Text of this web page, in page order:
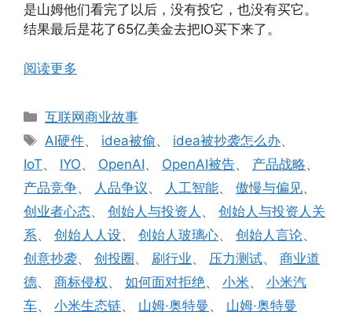
是山姆他们看完了以后，没有投它，也没有买它。
结果最后是花了65亿美金去把IO买下来了。
阅读更多
分
类
互联网商业故事
标
AI硬件、 idea被偷、 idea被抄袭怎么办、
IoT、 IYO、 OpenAI、 OpenAI被告、 产品战略、
产品竞争、 人品争议 、 人工智能、 傲慢与偏见、
创业者心态、 创始人与投资人 、 创始人与投资人关
系、 创始人人设、 创始人玻璃心、 创始人言论、
创意抄袭、 创投圈 、 刷行业、 压力测试、 商业道
德、 商标侵权 、 如何面对拒绝、 小米、 小米汽
车、 小米生态链、 山姆·奥特曼 、 山姆·奥特曼